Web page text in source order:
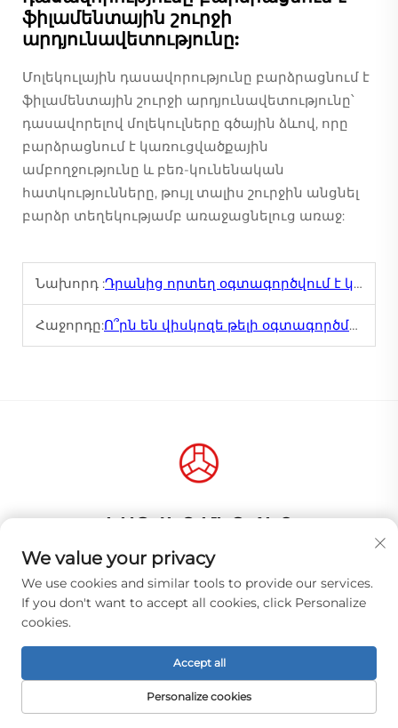
ֆիլամենտային շուրջի
արդյունավետությունը:
Մոլեկուլային դասավորությունը բարձրացնում է
ֆիլամենտային շուրջի արդյունավետությունը՝
դասավորելով մոլեկուլները գծային ձևով, որը
բարձրացնում է կառուցվածքային
ամբողջությունը և բեռ-կունենական
հատկությունները, թույլ տալիս շուրջին անցնել
բարձր տեղեկությամբ առաջացնելուց առաջ:
Նախորդ :Դրանից որտեղ օգտագործվում է կպման թ exem բարձրահաշվային շարժման դեպքում?
Հաջորդը:Ո՞րն են վիսկոզե թելի օգտագործման առավելությունները
ԿԱՊՎԵՔ ՄԵԶ ՀԵՏ
Add: Кինաստուն Ն, 309-րդ համար, Շանշենգ
Կրեատիվ Պարկ, Ջիահե Վանգգանգ, Բայյուն
RICT Տարածք, Գուանցզու Քաղաք, Գուանդոնգ
Պրովինցիա, Չինաստան, istratecial Code 510000
[email protected]
We value your privacy
We use cookies and similar tools to provide our services.
If you don't want to accept all cookies, click Personalize
cookies.
Personalize cookies
Accept all